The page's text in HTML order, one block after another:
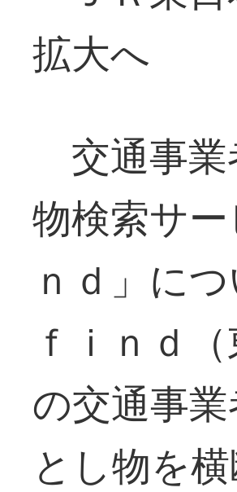
拡大へ
交通事業
物検索サ
ｎｄ」に
ｆｉｎｄ
の交通事
とし物を